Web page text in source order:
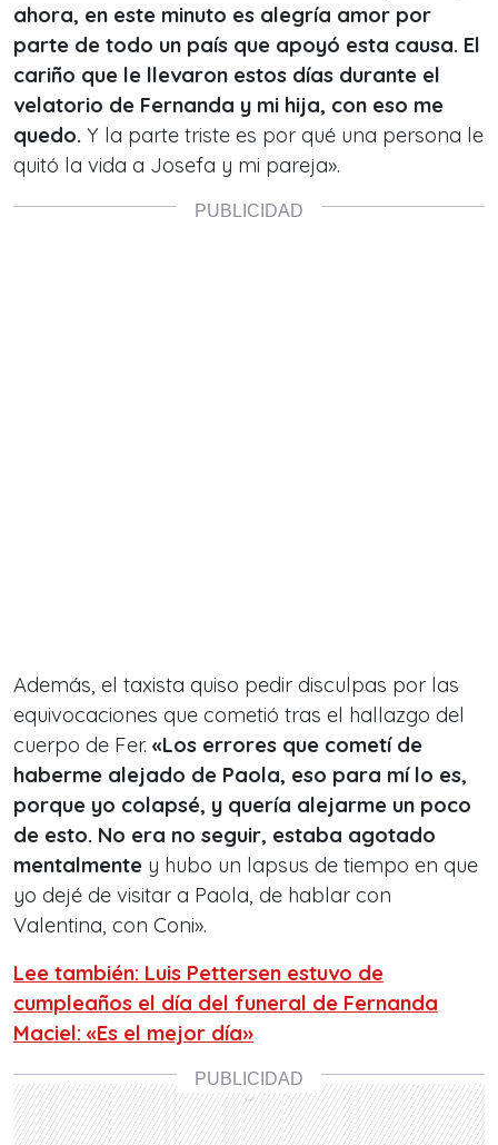
ahora, en este minuto es alegría amor por
parte de todo un país que apoyó esta causa. El
cariño que le llevaron estos días durante el
velatorio de Fernanda y mi hija, con eso me
quedo. Y la parte triste es por qué una persona le
quitó la vida a Josefa y mi pareja».
Además, el taxista quiso pedir disculpas por las
equivocaciones que cometió tras el hallazgo del
cuerpo de Fer. «Los errores que cometí de
haberme alejado de Paola, eso para mí lo es,
porque yo colapsé, y quería alejarme un poco
de esto. No era no seguir, estaba agotado
mentalmente y hubo un lapsus de tiempo en que
yo dejé de visitar a Paola, de hablar con
Valentina, con Coni».
Lee también: Luis Pettersen estuvo de
cumpleaños el día del funeral de Fernanda
Maciel: «Es el mejor día»